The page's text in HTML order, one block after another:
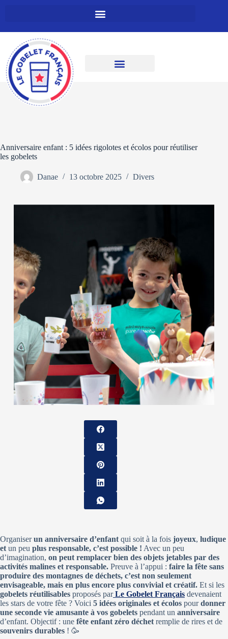
Anniversaire enfant : 5 idées rigolotes et écolos pour réutiliser
les gobelets
Danae 13 octobre 2025 Divers
Organiserun anniversaire d’enfant qui soit à la fois joyeux, ludique
et un peu plus responsable, c’est possible ! Avec un peu
d’imagination, on peut remplacer bien des objets jetables par des
activités malines et responsable. Preuve à l’appui : faire la fête sans
produire des montagnes de déchets, c’est non seulement
envisageable, mais en plus encore plus convivial et créatif. Et si les
gobelets réutilisables proposés parLe Gobelet Français devenaient
les stars de votre fête ? Voici 5 idées originales et écolos pourdonner
une seconde vie amusante à vos gobelets pendant un anniversaire
d’enfant. Objectif : une fête enfant zéro déchet remplie de rires et de
souvenirs durables ! 🥳